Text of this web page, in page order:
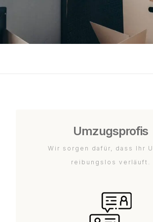
Umzugsprofis
Wir sorgen dafür, dass Ihr
reibungslos verläuft.